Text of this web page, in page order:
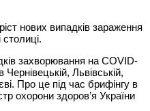
нових випадків зараження
столиці.
захворювання на COVID-
Львівській,
Про це під час брифінгу в
охорони здоров’я України